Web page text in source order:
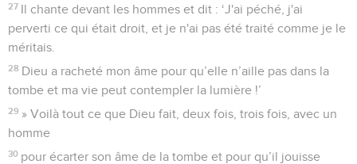
27 Il chante devant les hommes et dit : ‘J'ai péché, j'ai
perverti ce qui était droit, et je n'ai pas été traité comme je le
méritais.
28 Dieu a racheté mon âme pour qu’elle n’aille pas dans la
tombe et ma vie peut contempler la lumière !’
29 » Voilà tout ce que Dieu fait, deux fois, trois fois, avec un
homme
30 pour écarter son âme de la tombe et pour qu’il jouisse